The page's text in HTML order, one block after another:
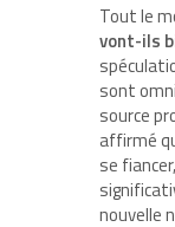
Tout le
vont-ils
sont
source
affirmé
se
nouvelle